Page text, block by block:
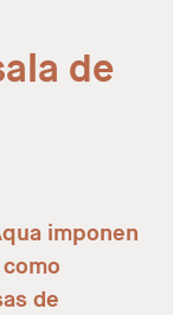
de
imponen
de